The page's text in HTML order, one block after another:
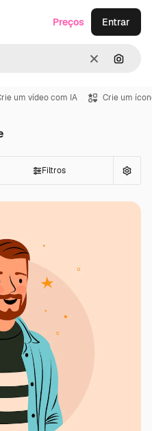
Limpar
Preços Entrar
um vídeo com IA Crie um
Filtros